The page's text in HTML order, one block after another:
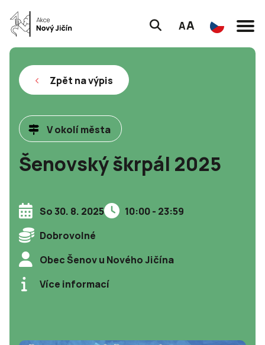
AA
Zpět na výpis
V okolí města
Šenovský škrpál 2025
So 30. 8. 2025
10:00 - 23:59
Dobrovolné
Obec Šenov u Nového Jičína
Více informací